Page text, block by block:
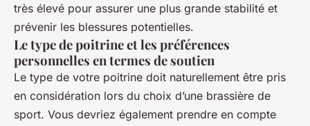
très élevé pour assurer une plus grande stabilité et
prévenir les blessures potentielles.
Le type de poitrine et les préférences
personnelles en termes de soutien
Le type de votre poitrine doit naturellement être pris
en considération lors du choix d’une brassière de
sport. Vous devriez également prendre en compte